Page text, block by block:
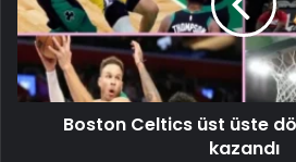
Boston Celtics üst üste
kazandı